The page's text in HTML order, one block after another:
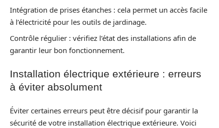
Intégration de prises étanches : cela permet un accès facile
à l’électricité pour les outils de jardinage.
Contrôle régulier : vérifiez l’état des installations afin de
garantir leur bon fonctionnement.
Installation électrique extérieure : erreurs
à éviter absolument
Éviter certaines erreurs peut être décisif pour garantir la
sécurité de votre installation électrique extérieure. Voici